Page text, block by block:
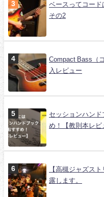
ベースってコー
その2
Compact Bass（
入レビュー
セッションハン
め！【教則本レビ
【高槻ジャズス
露します。